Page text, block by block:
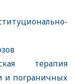
терапия
и пограничных